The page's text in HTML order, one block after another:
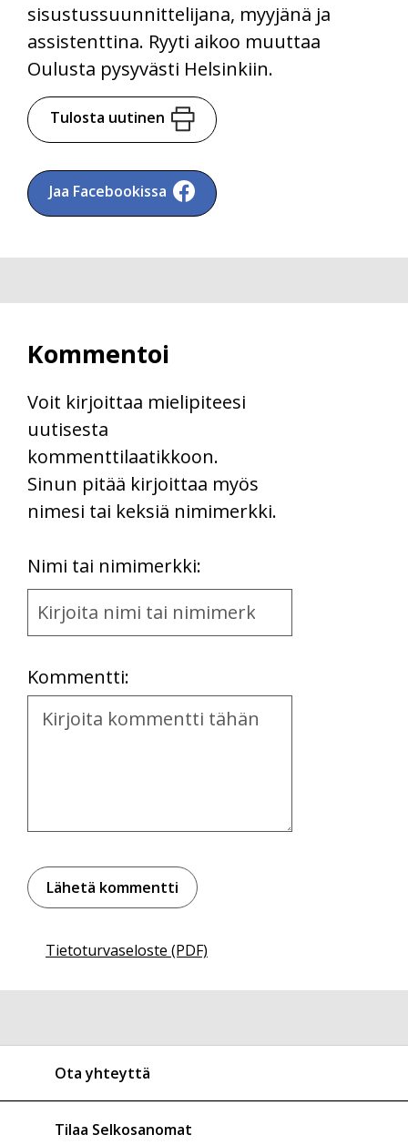
sisustussuunnittelijana, myyjänä ja
assistenttina. Ryyti aikoo muuttaa
Oulusta pysyvästi Helsinkiin.
Tulosta uutinen
Jaa Facebookissa
Kommentoi
Voit kirjoittaa mielipiteesi
uutisesta
kommenttilaatikkoon.
Sinun pitää kirjoittaa myös
nimesi tai keksiä nimimerkki.
Nimi tai nimimerkki:
Name
and
Kommentti:
Kommentti
Tietoturvaseloste (PDF)
Ota yhteyttä
Tilaa Selkosanomat